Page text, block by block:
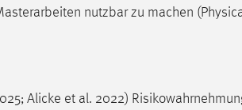
nutzbar zu machen
Alicke et al. 2022)